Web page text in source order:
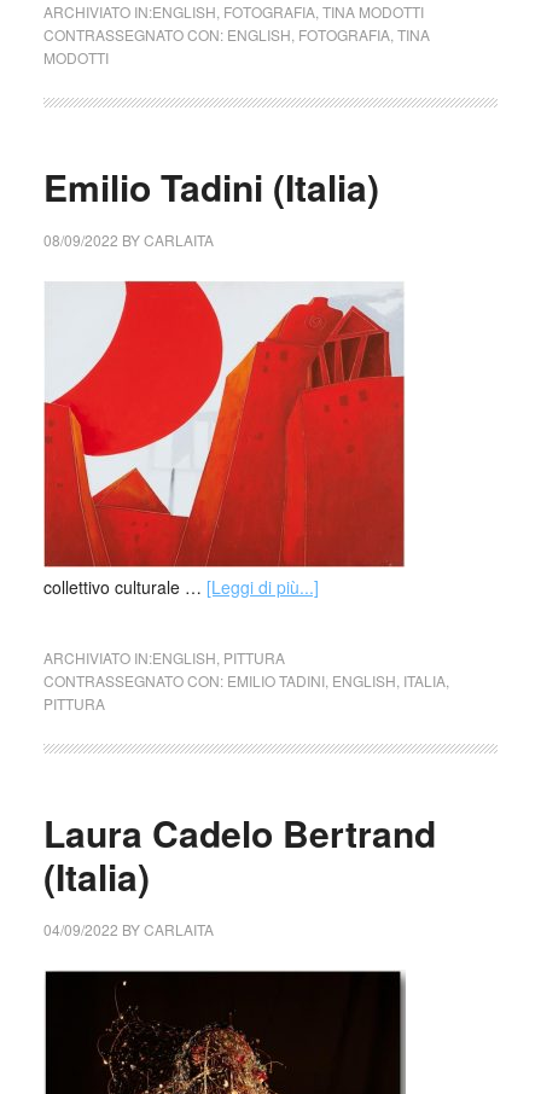
ARCHIVIATO IN:ENGLISH FOTOGRAFIA, TINA MODOTTI
CONTRASSEGNATO CON: ENGLISH FOTOGRAFIA, TINA
MODOTTI
Emilio Tadini (Italia)
08/09/2022 BYCARLAITA
collettivo culturale … [Leggi di più...]
ARCHIVIATO IN:ENGLISH PITTURA
CONTRASSEGNATO CON: EMILIO TADINI, ENGLISH ITALIA,
PITTURA
Laura Cadelo Bertrand
(Italia)
04/09/2022 BYCARLAITA